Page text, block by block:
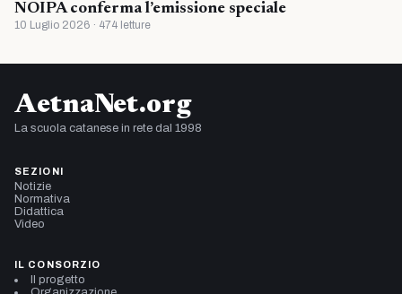
NOIPA conferma l’emissione speciale
10 Luglio 2026 · 474 letture
AetnaNet.org
La scuola catanese in rete dal 1998
SEZIONI
Notizie
Normativa
Didattica
Video
IL CONSORZIO
Il progetto